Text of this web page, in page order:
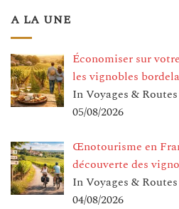
A LA UNE
Économiser sur
les vignobles
In Voyages &
05/08/2026
Œnotourisme en
découverte des
In Voyages &
04/08/2026